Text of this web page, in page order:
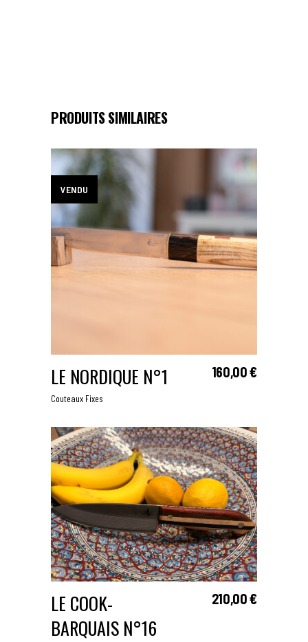
PRODUITS SIMILAIRES
LIRE LA SUITE
LE NORDIQUE N°1 160,00€
Couteaux Fixes
LE COOK-
BARQUAIS N°16
210,00€